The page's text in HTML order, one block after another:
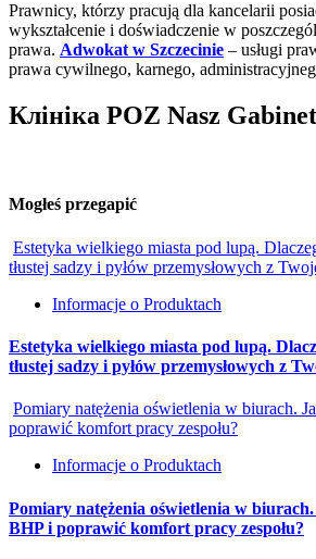
Prawnicy, którzy pracują dla kancelarii
wykształcenie i doświadczenie w
prawa. Adwokat w Szczecinie – usługi
prawa cywilnego, karnego,
Клініка POZ Nasz Gabinet
Mogłeś przegapić
Estetyka wielkiego miasta pod lupą.
tłustej sadzy i pyłów przemysłowych z
Informacje o Produktach
Estetyka wielkiego miasta pod lupą.
tłustej sadzy i pyłów przemysłowych z
Pomiary natężenia oświetlenia w biurach.
poprawić komfort pracy zespołu?
Informacje o Produktach
Pomiary natężenia oświetlenia w
BHP i poprawić komfort pracy zespołu?